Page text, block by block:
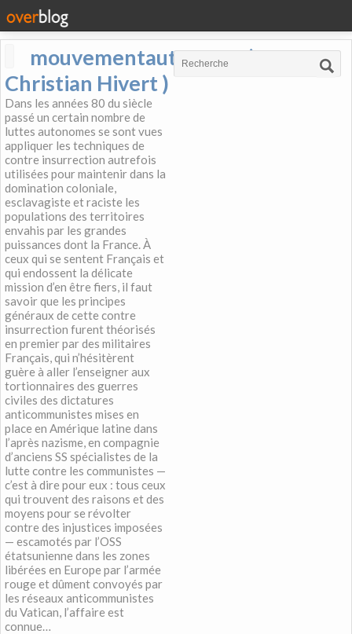
mouvementautonome (
Christian Hivert )
Dans les années 80 du siècle
passé un certain nombre de
luttes autonomes se sont vues
appliquer les techniques de
contre insurrection autrefois
utilisées pour maintenir dans la
domination coloniale,
esclavagiste et raciste les
populations des territoires
envahis par les grandes
puissances dont la France. À
ceux qui se sentent Français et
qui endossent la délicate
mission d’en être fiers, il faut
savoir que les principes
généraux de cette contre
insurrection furent théorisés
en premier par des militaires
Français, qui n’hésitèrent
guère à aller l’enseigner aux
tortionnaires des guerres
civiles des dictatures
anticommunistes mises en
place en Amérique latine dans
l’après nazisme, en compagnie
d’anciens SS spécialistes de la
lutte contre les communistes —
c’est à dire pour eux : tous ceux
qui trouvent des raisons et des
moyens pour se révolter
contre des injustices imposées
— escamotés par l’OSS
étatsunienne dans les zones
libérées en Europe par l’armée
rouge et dûment convoyés par
les réseaux anticommunistes
du Vatican, l’affaire est
connue…